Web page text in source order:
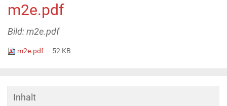
m2e.pdf
Bild: m2e.pdf
m2e.pdf— 52 KB
Inhalt